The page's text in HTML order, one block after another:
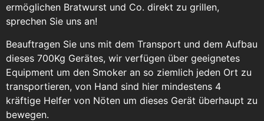
ermöglichen Bratwurst und Co. direkt zu grillen,
sprechen Sie uns an!
Beauftragen Sie uns mit dem Transport und dem Aufbau
dieses 700Kg Gerätes, wir verfügen über geeignetes
Equipment um den Smoker an so ziemlich jeden Ort zu
transportieren, von Hand sind hier mindestens 4
kräftige Helfer von Nöten um dieses Gerät überhaupt zu
bewegen.